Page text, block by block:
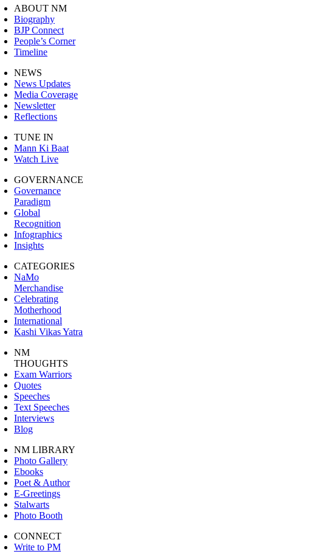
ABOUT NM
Biography
BJP Connect
People’s Corner
Timeline
NEWS
News Updates
Media Coverage
Newsletter
Reflections
TUNE IN
Mann Ki Baat
Watch Live
GOVERNANCE
Governance
Paradigm
Global
Recognition
Infographics
Insights
CATEGORIES
NaMo
Merchandise
Celebrating
Motherhood
International
Kashi Vikas Yatra
NM
THOUGHTS
Exam Warriors
Quotes
Speeches
Text Speeches
Interviews
Blog
NM LIBRARY
Photo Gallery
Ebooks
Poet & Author
E-Greetings
Stalwarts
Photo Booth
CONNECT
Write to PM